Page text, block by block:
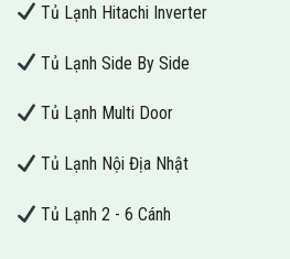
Tủ Lạnh Hitachi Inverter
Tủ Lạnh Side By Side
Tủ Lạnh Multi Door
Tủ Lạnh Nội Địa Nhật
Tủ Lạnh 2 - 6 Cánh